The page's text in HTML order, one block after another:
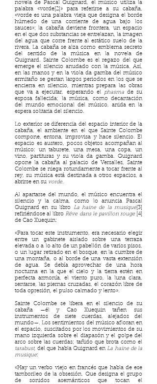
novela de Pascal Quignard, el músico utiliza la
palabra «vorde[2]» para referirse a su cabaña,
«vorde es una palabra vieja que designa el borde
húmedo de una corriente de agua bajo los
sauces»; la cabaña deviene frontera, un espacio
en el que dos substancias se entrelazan, la imagen
del agua que corre frente al estático suelo de la
rivera. La cabaña se alza como emblema secreto
del sentido de la música en la novela de
Quignard. Sainte Colombe es el regazo del que
emerge el silencio anudado con la música. Así,
en las manos y en la viola da gamba del músico
ermitaño se gestan largos periodos en los que se
encierra en silencio, mientras prepara las obras
que va a ejecutar, esperando el
phasmade su
esposa fallecida; la música, como decantación
del mundo emocional del músico, anida en la
espera solitaria del silencio.
Lo exterior se diferencia del espacio interior de la
cabaña, el ambiente en el que Sainte Colombe
compone, entona, improvisa y hace silencio. El
espacio es austero, pocos objetos acompañan al
músico: un taburete, una mesa, una copa, un
vino, partituras y su viola da gamba. Quignard
opone la cabaña al palacio de Versalles, Sainte
Colombe se niega rotundamente a tocar frente al
rey, su música está destinada a otros espacios, a
abrirse en su vorde.
Al apartarse del mundo, el músico encuentra el
silencio y la calma, como lo anuncia Pascal
Quignard en su libro La haine de la musique[3]
refiriéndose al libroRêve dans le pavillon rouge [4]
de Cao Xuequin:
«Para tocar este instrumento, era necesario elegir
entre un gabinete aislado sobre una terraza
elevada o a lo alto de un pabellón de varios pisos,
o un lugar retirado en el bosque, en la cumbre de
una montaña, o al borde de una vasta extensión
de agua. Se debía aprovechar de una hora
nocturna en la que el cielo y la tierra estén en
perfecta armonía, el viento puro, la luna clara,
sentarse, las piernas cruzadas, el corazón libre de
toda opresión, el pulso calmado y lento».
Sainte Colombe se libera en el silencio de su
cabaña —él y Cao Xuequin tañen sus
instrumentos de siete cuerdas, alejados del
mundo—. Los sentimientos del músico afloran en
el espacio, suscitados por los movimientos de su
mano izquierda sobre el diapasón y el golpe del
arco sobre las cuerdas; tañido que brota como el
tarabust, del que habla Quignard enLa haine de la
musique:
«Hay un verbo viejo en francés que habla de ese
tamborileo de la obsesión. Que designa el grupo
de sonidos asemánticos que tocan el